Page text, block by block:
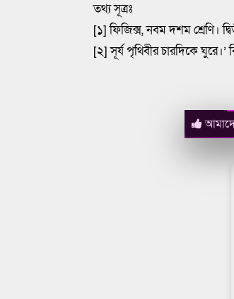
তথ্য সূত্রঃ
[১] ফিজিক্স, নবম দশম শ্রেণি।
[২] সূর্য পৃথিবীর চারদিকে